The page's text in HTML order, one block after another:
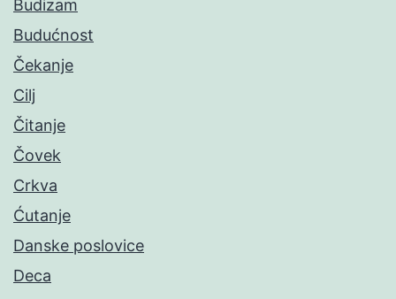
Budizam
Budućnost
Čekanje
Cilj
Čitanje
Čovek
Crkva
Ćutanje
Danske poslovice
Deca